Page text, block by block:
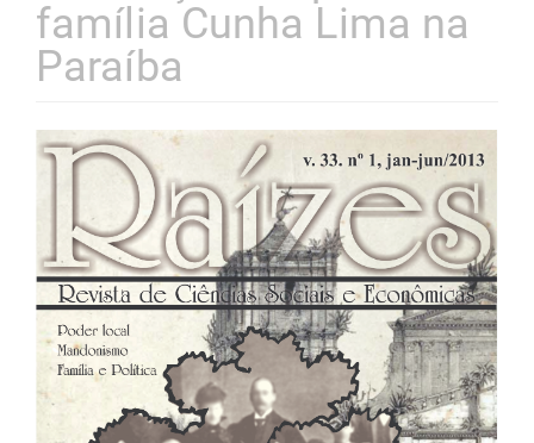
família Cunha Lima na
Paraíba
Barra
lateral
de
artigos